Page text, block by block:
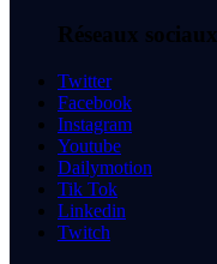
Réseaux sociaux
Twitter
Facebook
Instagram
Youtube
Dailymotion
Tik Tok
Linkedin
Twitch